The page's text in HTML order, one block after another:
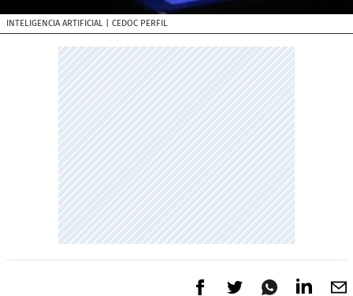
INTELIGENCIA ARTIFICIAL | CEDOC PERFIL